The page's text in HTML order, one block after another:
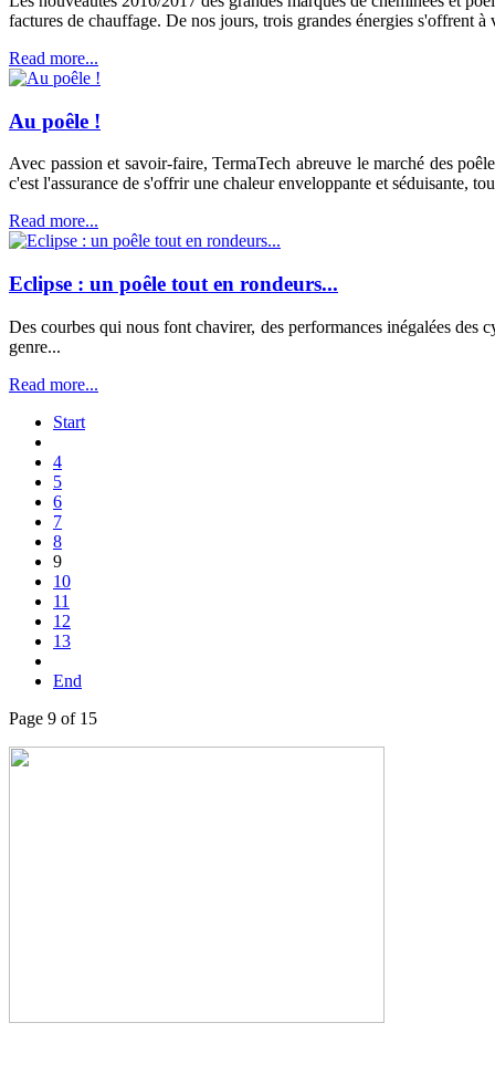
factures de chauffage. De nos jours, trois grandes énergies s'offrent
Read more...
Au poêle !
Avec passion et savoir-faire, TermaTech abreuve le marché des
c'est l'assurance de s'offrir une chaleur enveloppante et séduisante,
Read more...
Eclipse : un poêle tout en rondeurs...
Des courbes qui nous font chavirer, des performances inégalées
genre...
Read more...
Start
4
5
6
7
8
9
10
11
12
13
End
Page 9 of 15